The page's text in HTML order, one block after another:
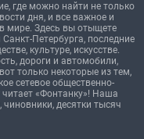
где можно найти не только
дня, и все важное и
мире. Здесь вы отыщете
Петербурга, последние
культуре, искусстве.
дороги и автомобили,
только некоторые из тем,
сетевое общественно-
читает «Фонтанку»! Наша
десятки тысяч